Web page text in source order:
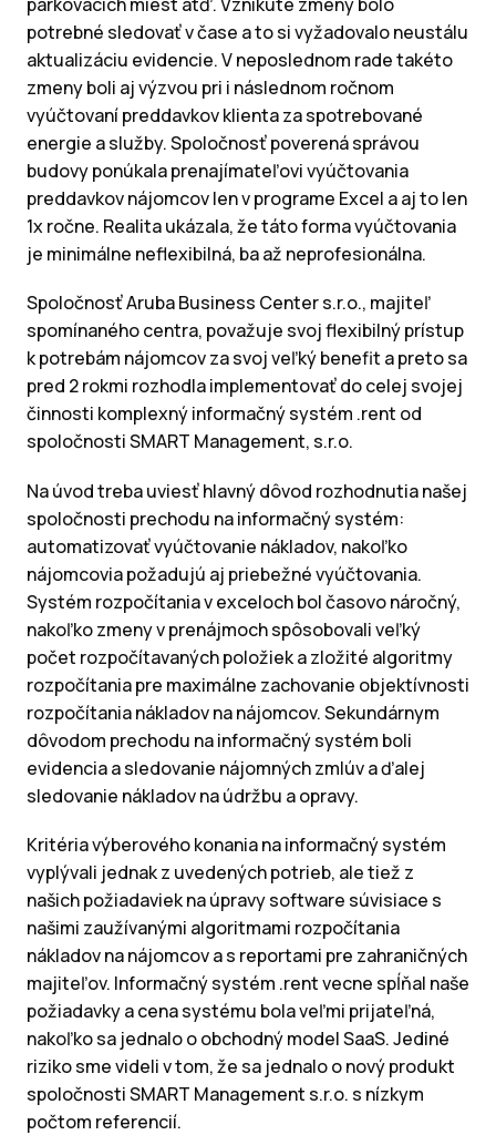
potrebné sledovať v čase a to si vyžadovalo neustálu
aktualizáciu evidencie. V neposlednom rade takéto
zmeny boli aj výzvou pri i následnom ročnom
vyúčtovaní preddavkov klienta za spotrebované
energie a služby. Spoločnosť poverená správou
budovy ponúkala prenajímateľovi vyúčtovania
preddavkov nájomcov len v programe Excel a aj to len
1x ročne. Realita ukázala, že táto forma vyúčtovania
je minimálne neflexibilná, ba až neprofesionálna.
Spoločnosť Aruba Business Center s.r.o., majiteľ
spomínaného centra, považuje svoj flexibilný prístup
k potrebám nájomcov za svoj veľký benefit a preto sa
pred 2 rokmi rozhodla implementovať do celej svojej
činnosti komplexný informačný systém .rent od
spoločnosti SMART Management, s.r.o.
Na úvod treba uviesť hlavný dôvod rozhodnutia našej
spoločnosti prechodu na informačný systém:
automatizovať vyúčtovanie nákladov, nakoľko
nájomcovia požadujú aj priebežné vyúčtovania.
Systém rozpočítania v exceloch bol časovo náročný,
nakoľko zmeny v prenájmoch spôsobovali veľký
počet rozpočítavaných položiek a zložité algoritmy
rozpočítania pre maximálne zachovanie objektívnosti
rozpočítania nákladov na nájomcov. Sekundárnym
dôvodom prechodu na informačný systém boli
evidencia a sledovanie nájomných zmlúv a ďalej
sledovanie nákladov na údržbu a opravy.
Kritéria výberového konania na informačný systém
vyplývali jednak z uvedených potrieb, ale tiež z
našich požiadaviek na úpravy software súvisiace s
našimi zaužívanými algoritmami rozpočítania
nákladov na nájomcov a s reportami pre zahraničných
majiteľov. Informačný systém .rent vecne spĺňal naše
požiadavky a cena systému bola veľmi prijateľná,
nakoľko sa jednalo o obchodný model SaaS. Jediné
riziko sme videli v tom, že sa jednalo o nový produkt
spoločnosti SMART Management s.r.o. s nízkym
počtom referencií.